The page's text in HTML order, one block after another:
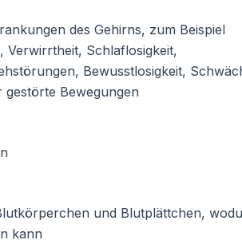
des Gehirns, zum Beispiel
Verwirrtheit, Schlaflosigkeit,
Bewusstlosigkeit,
Bewegungen
und Blutplättchen,
kann